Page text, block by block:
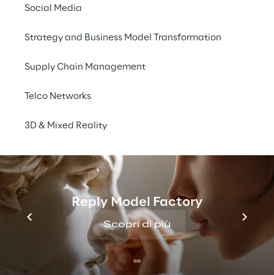
Social Media
Strategy and Business Model Transformation
Supply Chain Management
Telco Networks
3D & Mixed Reality
Reply Model Factory
Scopri di più
A shift towards digital
experiences
Today’s customers are looking for a less
‘mediated’ relationship with brands but, at
the same time, want a personalised
experience, that can evolve alongside their
changing needs and tastes.
The pandemic has accelerated the shift